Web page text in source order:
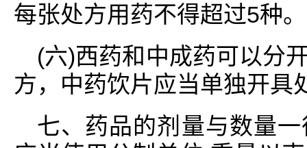
每张处方用药不得超过5种。
(六)西药和中成药可以分
方，中药饮片应当单独开具
七、药品的剂量与数量